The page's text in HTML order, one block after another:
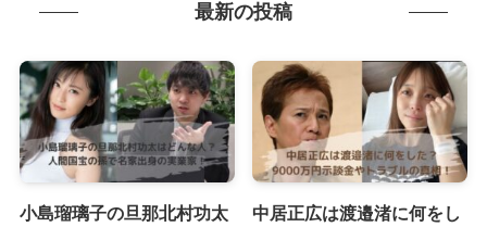
最新の投稿
小島瑠璃子の旦那北村功太 中居正広は渡邉渚に何をし